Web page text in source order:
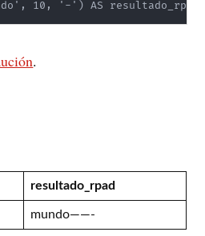
.
resultado_rpad
mundo——-